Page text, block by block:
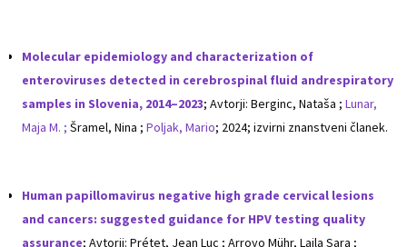
Molecular epidemiology and characterization of
enteroviruses detected in cerebrospinal fluid andrespiratory
samples in Slovenia, 2014–2023; Avtorji: Berginc, Nataša ; Lunar,
Maja M. ; Šramel, Nina ; Poljak, Mario; 2024; izvirni znanstveni članek.
Human papillomavirus negative high grade cervical lesions
and cancers: suggested guidance for HPV testing quality
assurance; Avtorji: Prétet, Jean Luc ; Arroyo Mühr, Laila Sara ;